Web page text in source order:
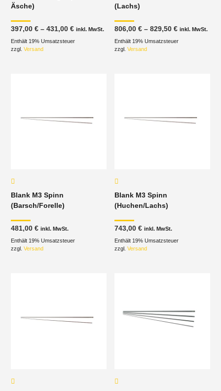
Äsche)
397,00€ –431,00€Preisspanne:
bis
inkl. MwSt.
Enthält 19% Umsatzsteuer
zzgl.Versand
(Lachs)
806,00€ –829,50€
bis
inkl. MwSt.
Enthält 19% Umsatzsteuer
zzgl.Versand
Blank M3 Spinn
(Barsch/Forelle)
481,00€ inkl. MwSt.
Enthält 19% Umsatzsteuer
zzgl.Versand
Blank M3 Spinn
(Huchen/Lachs)
743,00€ inkl. MwSt.
Enthält 19% Umsatzsteuer
zzgl.Versand